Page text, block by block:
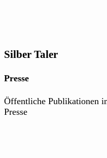
Silber Taler
Presse
Öffentliche Publikationen
Presse